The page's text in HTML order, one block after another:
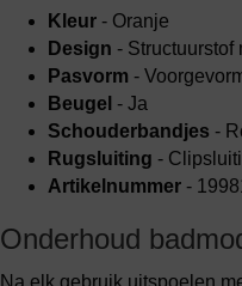
Kleur - Oranje
Design - Structuurstof
Pasvorm -
Beugel - Ja
Schouderbandjes -
Rugsluiting -
Artikelnummer -
Onderhoud
Na elk gebruik uitspoelen